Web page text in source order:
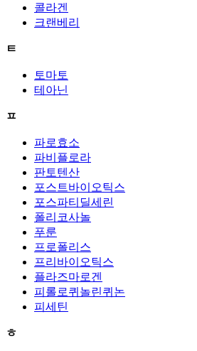
콜라겐
크랜베리
ㅌ
토마토
테아닌
ㅍ
파로효소
파비플로라
판토텐산
포스트바이오틱스
포스파티딜세린
폴리코사놀
푸룬
프로폴리스
프리바이오틱스
플라즈마로겐
피롤로퀴놀린퀴논
피세틴
ㅎ